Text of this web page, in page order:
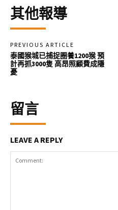
其他報導
PREVIOUS ARTICLE
泰國猴城已捕捉圈養1200猴 預
計再抓3000隻 高昂照顧費成隱
憂
留言
LEAVE A REPLY